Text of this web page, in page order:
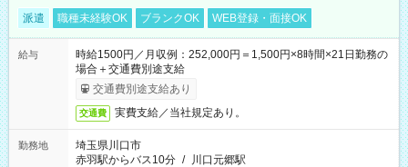
派遣 職種未経験OK ブランクOK WEB登録・面接OK
給与
時給1500円／月収例：252,000円＝1,500円×8時間×21日勤務の
場合＋交通費別途支給
交通費別途支給あり
交通費 実費支給／当社規定あり。
勤務地
埼玉県川口市
赤羽駅からバス10分 / 川口元郷駅